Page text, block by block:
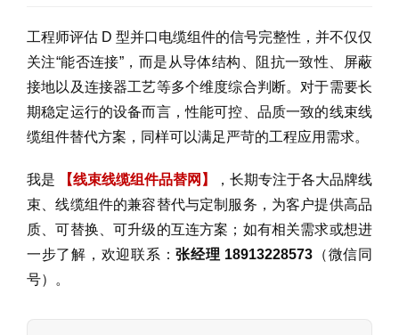
工程师评估 D 型并口电缆组件的信号完整性，并不仅仅
关注“能否连接”，而是从导体结构、阻抗一致性、屏蔽
接地以及连接器工艺等多个维度综合判断。对于需要长
期稳定运行的设备而言，性能可控、品质一致的线束线
缆组件替代方案，同样可以满足严苛的工程应用需求。
我是 【线束线缆组件品替网】
，长期专注于各大品牌线
束、线缆组件的兼容替代与定制服务，为客户提供高品
质、可替换、可升级的互连方案；如有相关需求或想进
一步了解，欢迎联系：张经理 18913228573 （微信同
号）。